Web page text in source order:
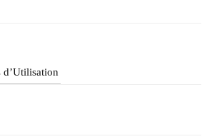
d’Utilisation